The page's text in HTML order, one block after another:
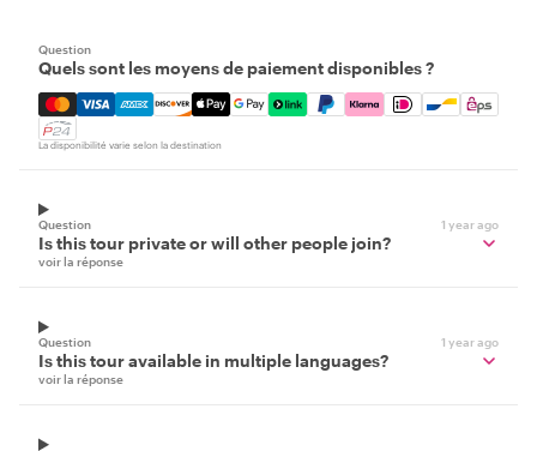
Question
Quels sont les moyens de paiement disponibles ?
Mastercard, Visa, Amex, Discover, Apple Pay, Google
La disponibilité varie selon la destination
Question 1 year ago
Is this tour private or will other people join?
voir la réponse
Question 1 year ago
Is this tour available in multiple languages?
voir la réponse